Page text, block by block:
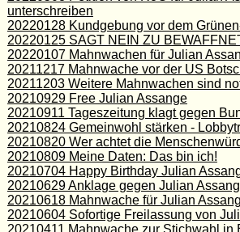
unterschreiben
20220128 Kundgebung vor dem
20220125 SAGT NEIN ZU
20220107 Mahnwachen für Julian
20211217 Mahnwache vor der US
20211203 Weitere Mahnwachen sind
20210929 Free Julian Assange
20210911 Tageszeitung klagt gegen
20210824 Gemeinwohl stärken -
20210820 Wer achtet die
20210809 Meine Daten: Das bin ich!
20210704 Happy Birthday Julian
20210629 Anklage gegen Julian
20210618 Mahnwache für Julian
20210604 Sofortige Freilassung von
20210411 Mahnwache zur Stichwahl in